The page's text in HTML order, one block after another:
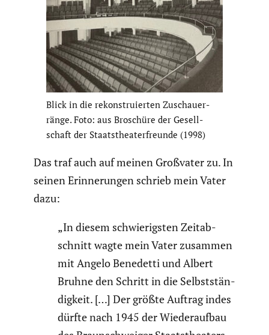
Blick in die rekon­stru­ierten Zuschau­er­
ränge. Foto: aus Broschüre der Gesell­
schaft der Staats­thea­ter­freunde (1998)
Das traf auch auf meinen Großvater zu. In
seinen Erinne­rungen schrieb mein Vater
dazu:
„In diesem schwie­rigsten Zeitab­
schnitt wagte mein Vater zusammen
mit Angelo Benedetti und Albert
Bruhne den Schritt in die Selbst­stän­
dig­keit. […] Der größte Auftrag indes
dürfte nach 1945 der Wieder­aufbau